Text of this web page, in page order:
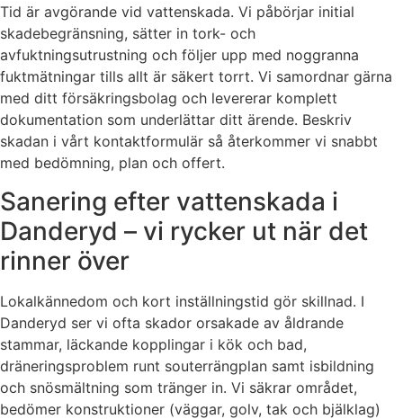
Tid är avgörande vid vattenskada. Vi påbörjar initial
skadebegränsning, sätter in tork- och
avfuktningsutrustning och följer upp med noggranna
fuktmätningar tills allt är säkert torrt. Vi samordnar gärna
med ditt försäkringsbolag och levererar komplett
dokumentation som underlättar ditt ärende. Beskriv
skadan i vårt kontaktformulär så återkommer vi snabbt
med bedömning, plan och offert.
Sanering efter vattenskada i
Danderyd – vi rycker ut när det
rinner över
Lokalkännedom och kort inställningstid gör skillnad. I
Danderyd ser vi ofta skador orsakade av åldrande
stammar, läckande kopplingar i kök och bad,
dräneringsproblem runt souterrängplan samt isbildning
och snösmältning som tränger in. Vi säkrar området,
bedömer konstruktioner (väggar, golv, tak och bjälklag)